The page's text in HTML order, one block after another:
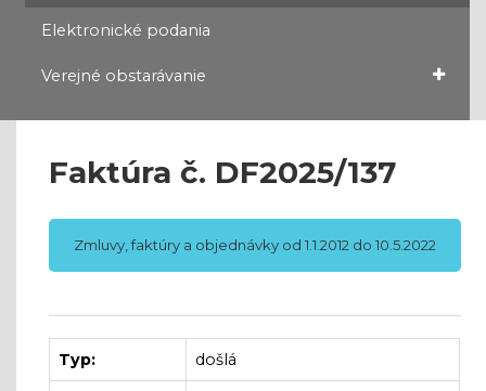
Elektronické podania
Verejné obstarávanie
Faktúra č. DF2025/137
Zmluvy, faktúry a objednávky od 1.1.2012 do 10.5.2022
Typ: došlá